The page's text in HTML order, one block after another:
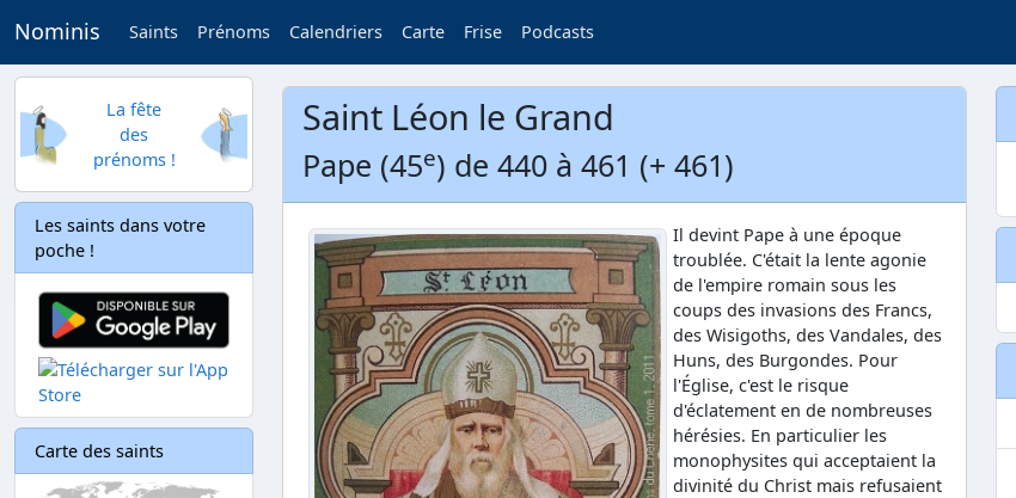
Nominis Saints Prénoms Calendriers Carte Frise Podcasts
La fête
des
prénoms !
Les saints dans votre
poche !
Carte des saints
Saint Léon le Grand
Pape (45e) de 440 à 461 (+ 461)
Il devint Pape à une époque
troublée. C'était la lente agonie
de l'empire romain sous les
coups des invasions des Francs,
des Wisigoths, des Vandales, des
Huns, des Burgondes. Pour
l'Église, c'est le risque
d'éclatement en de nombreuses
hérésies. En particulier les
monophysites qui acceptaient la
divinité du Christ mais refusaient